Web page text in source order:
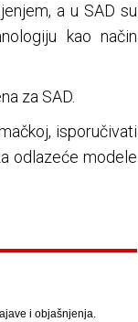
a u SAD su
kao način
za SAD.
isporučivati
odlazeće modele
i objašnjenja.